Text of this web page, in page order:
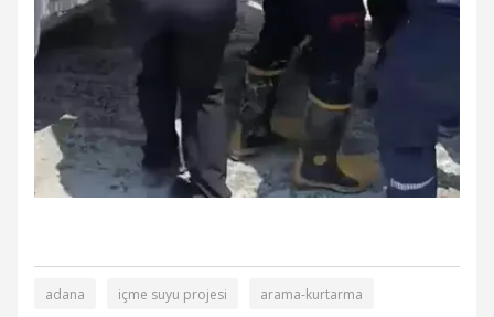
adana içme suyu projesi arama-kurtarma